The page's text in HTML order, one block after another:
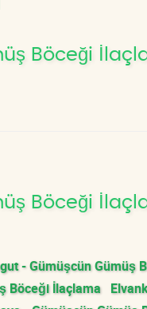
Böceği
Böceği
- Gümüşcün Gümüş
Böceği İlaçlama